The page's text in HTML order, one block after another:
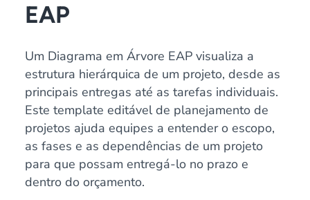
EAP
Um Diagrama em Árvore EAP visualiza a
estrutura hierárquica de um projeto, desde as
principais entregas até as tarefas individuais.
Este template editável de planejamento de
projetos ajuda equipes a entender o escopo,
as fases e as dependências de um projeto
para que possam entregá-lo no prazo e
dentro do orçamento.